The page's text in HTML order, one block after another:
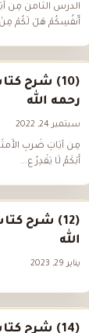
الدرس الثامن مِن
أَنْفُسِكُمْ هَلْ لَكُمْ
(10) شرح
رحمه الله
سبتمبر 24, 2022
مِن آيَاتِ ضَربِ
أَبْكَمُ لَا يَقْدِرُ ع...
(12) شرح
الله
يناير 29, 2023
(14) شرح